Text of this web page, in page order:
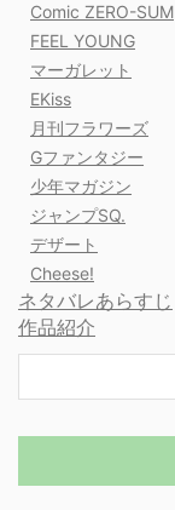
Comic ZERO-SUM
FEEL YOUNG
マーガレット
EKiss
月刊フラワーズ
Gファンタジー
少年マガジン
ジャンプSQ.
デザート
Cheese!
ネタバレあらすじ
作品紹介